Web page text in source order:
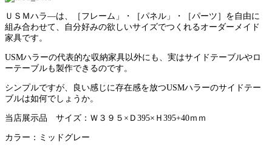
ＵＳＭハラ―は、［フレーム」・［パネル」・［パーツ］を自由に
組み合わせて、自分好みの欲しいサイズでつくれるオーダーメイド
家具です。
USMハラーの代表的な収納家具以外にも、実はサイドテーブルやロ
ーテーブルも製作できるのです。
シンプルですが、良い感じに存在感を放つUSMハラーのサイドテー
ブルは如何でしょうか。
当店展示品 サイズ：Ｗ３９５×Ｄ395×Ｈ395+40ｍｍ
カラー：ミッドグレー